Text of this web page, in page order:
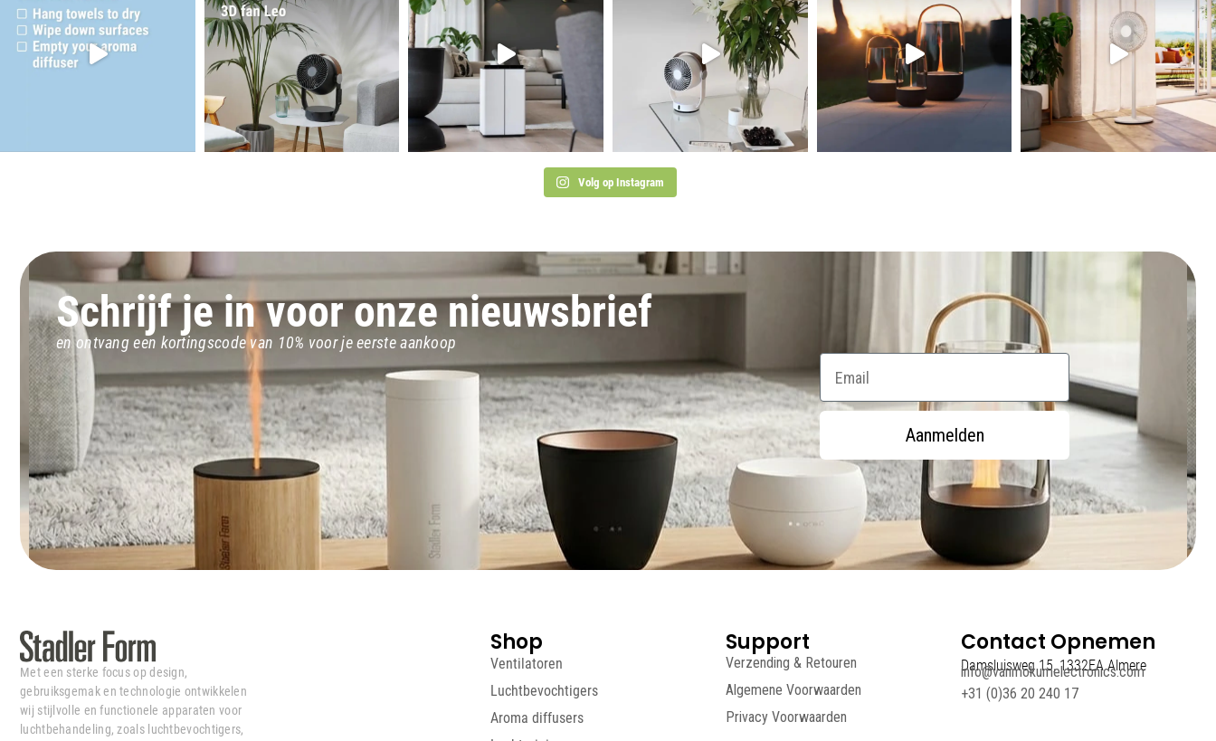
Volg op Instagram
Schrijf je in voor onze nieuwsbrief
en ontvang een kortingscode van 10% voor je eerste aankoop
Email
Aanmelden
Met een sterke focus op design,
gebruiksgemak en technologie ontwikkelen
wij stijlvolle en functionele apparaten voor
luchtbehandeling, zoals luchtbevochtigers,
Shop
Ventilatoren
Luchtbevochtigers
Aroma diffusers
Support
Verzending & Retouren
Algemene Voorwaarden
Privacy Voorwaarden
Contact Opnemen
Damsluisweg 15, 1332EA Almere
info@vanmokumelectronics.com
+31 (0)36 20 240 17